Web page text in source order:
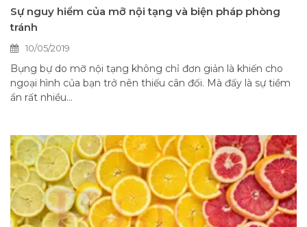
Sự nguy hiểm của mỡ nội tạng và biện pháp phòng
tránh
10/05/2019
Bụng bự do mỡ nội tạng không chỉ đơn giản là khiến cho
ngoại hình của bạn trở nên thiếu cân đối. Mà đấy là sự tiềm
ẩn rất nhiều...